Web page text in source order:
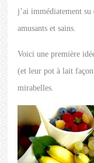
j’ai immédiatement
amusants et sains.
Voici une première
(et leur pot à lait
mirabelles.